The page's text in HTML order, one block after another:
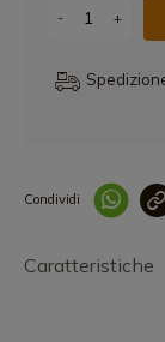
- +
Condividi
Caratteristiche